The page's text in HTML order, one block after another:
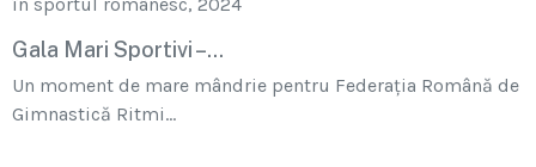
Gala Mari Sportivi –...
Un moment de mare mândrie pentru Federația Română de
Gimnastică Ritmi...